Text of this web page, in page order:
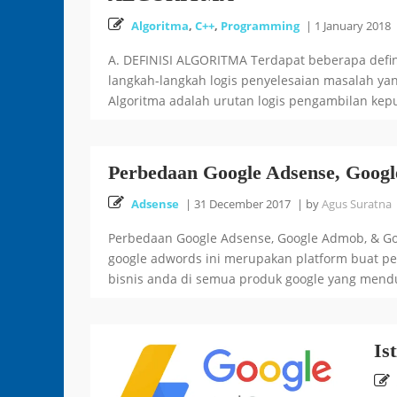
Algoritma, C++, Programming | 1 January 2018
A. DEFINISI ALGORITMA Terdapat beberapa
langkah-langkah logis penyelesaian masalah
Algoritma adalah urutan logis pengambilan
Perbedaan Google Adsense,
Adsense | 31 December 2017 | byAgus Suratna
Perbedaan Google Adsense, Google Admob, &
google adwords ini merupakan platform buat
bisnis anda di semua produk google yang